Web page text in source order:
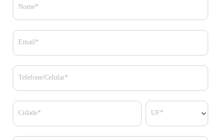
Nome*
Email*
Telefone/Celular*
Cidade* UF*